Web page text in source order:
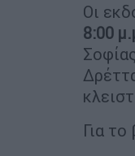
Οι
8:00
Για το